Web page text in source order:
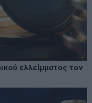
ελλείμματος τον